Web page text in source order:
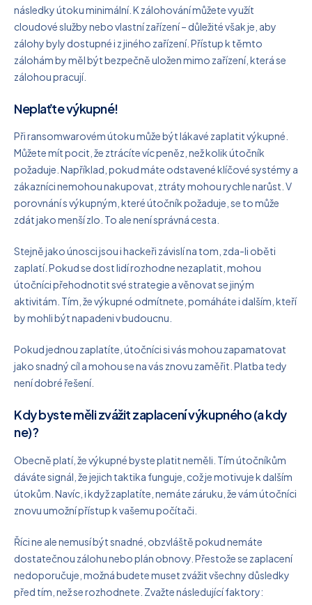
následky útoku minimální. K zálohování můžete využít
cloudové služby nebo vlastní zařízení – důležité však je, aby
zálohy byly dostupné i z jiného zařízení. Přístup k těmto
zálohám by měl být bezpečně uložen mimo zařízení, která se
zálohou pracují.
Neplaťte výkupné!
Při ransomwarovém útoku může být lákavé zaplatit výkupné.
Můžete mít pocit, že ztrácíte víc peněz, než kolik útočník
požaduje. Například, pokud máte odstavené klíčové systémy a
zákazníci nemohou nakupovat, ztráty mohou rychle narůst. V
porovnání s výkupným, které útočník požaduje, se to může
zdát jako menší zlo. To ale není správná cesta.
Stejně jako únosci jsou i hackeři závislí na tom, zda-li oběti
zaplatí. Pokud se dost lidí rozhodne nezaplatit, mohou
útočníci přehodnotit své strategie a věnovat se jiným
aktivitám. Tím, že výkupné odmítnete, pomáháte i dalším, kteří
by mohli být napadeni v budoucnu.
Pokud jednou zaplatíte, útočníci si vás mohou zapamatovat
jako snadný cíl a mohou se na vás znovu zaměřit. Platba tedy
není dobré řešení.
Kdy byste měli zvážit zaplacení výkupného (a kdy
ne)?
Obecně platí, že výkupné byste platit neměli. Tím útočníkům
dáváte signál, že jejich taktika funguje, což je motivuje k dalším
útokům. Navíc, i když zaplatíte, nemáte záruku, že vám útočníci
znovu umožní přístup k vašemu počítači.
Říci ne ale nemusí být snadné, obzvláště pokud nemáte
dostatečnou zálohu nebo plán obnovy. Přestože se zaplacení
nedoporučuje, možná budete muset zvážit všechny důsledky
před tím, než se rozhodnete. Zvažte následující faktory: